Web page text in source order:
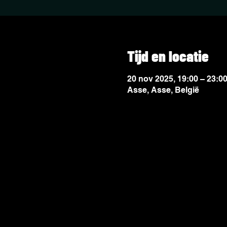
Tijd en locatie
20 nov 2025, 19:00 – 23:00
Asse, Asse, België